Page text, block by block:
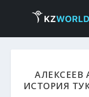
АЛЕКСЕЕВ
ИСТОРИЯ